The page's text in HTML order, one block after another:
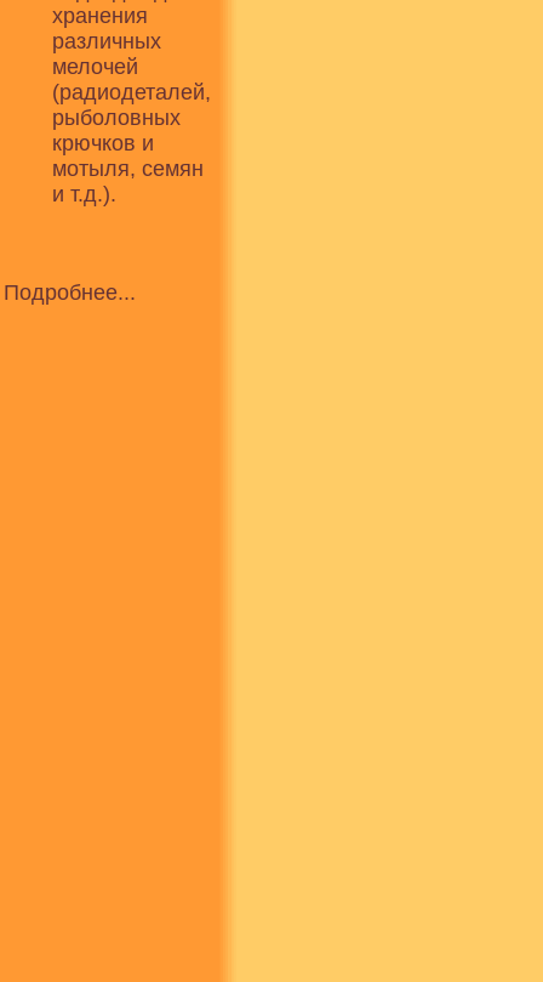
хранения
различных
мелочей
(радиодеталей,
рыболовных
крючков и
мотыля, семян
и т.д.).
Подробнее...